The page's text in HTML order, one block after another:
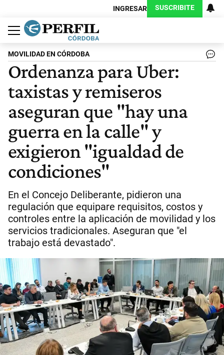
INGRESAR SUSCRIBITE
Política
Economía
Judiciales
Sociedad
Cultura
Espectáculos
Deportes
Protagonistas
MOVILIDAD EN CÓRDOBA
Ordenanza para Uber:
taxistas y remiseros
aseguran que "hay una
guerra en la calle" y
exigieron "igualdad de
condiciones"
En el Concejo Deliberante, pidieron una
regulación que equipare requisitos, costos y
controles entre la aplicación de movilidad y los
servicios tradicionales. Aseguran que "el
trabajo está devastado".